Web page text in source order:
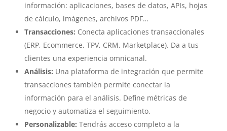
información: aplicaciones, bases de datos, APIs, hojas
de cálculo, imágenes, archivos PDF…
Transacciones: Conecta aplicaciones transaccionales
(ERP, Ecommerce, TPV, CRM, Marketplace). Da a tus
clientes una experiencia omnicanal.
Análisis: Una plataforma de integración que permite
transacciones también permite conectar la
información para el análisis. Define métricas de
negocio y automatiza el seguimiento.
Personalizable: Tendrás acceso completo a la